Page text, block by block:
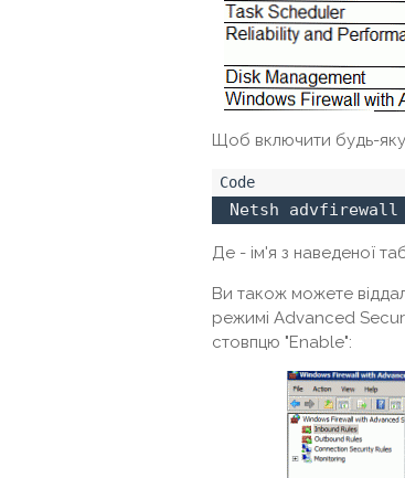
Щоб включити будь-
Netsh
Де - ім'я з наведеної
Ви також можете
режимі Advanced
стовпцю "Enable":